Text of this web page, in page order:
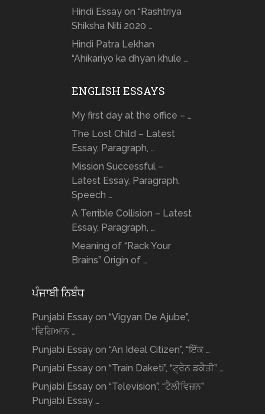
Hindi Essay on “Rashtriya
Shiksha Niti 2020 …
Hindi Patra Lekhan
“Ahikariyo ka dhyan khule …
ENGLISH ESSAYS
My first day at the office – …
The Lost Child – Latest
Essay, Paragraph, …
Mission Successful –
Latest Essay, Paragraph,
Speech …
A Terrible Collision – Latest
Essay, Paragraph, …
Meaning of “Rack Your
Brains” Origin of …
ਪੰਜਾਬੀ ਨਿਬੰਧ
Punjabi Essay on “Vigyan De Ajube”,
“ਵਿਗਿਆਨ …
Punjabi Essay on “An Ideal Citizen”, “ਇੱਕ …
Punjabi Essay on “Train Daketi”, “ਟ੍ਰੇਨ ਡਕੈਤੀ” …
Punjabi Essay on “Television”, “ਟੈਲੀਵਿਜ਼ਨ”
Punjabi Essay …